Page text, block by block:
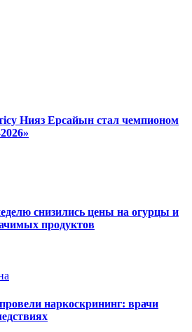
Нияз Ерсайын стал чемпионом
снизились цены на огурцы и
продуктов
наркоскрининг: врачи